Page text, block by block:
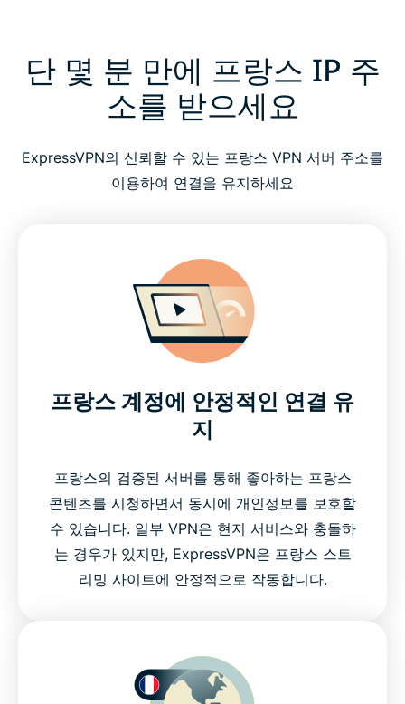
단 몇 분 만에 프랑스 IP 주
소를 받으세요
ExpressVPN의 신뢰할 수 있는 프랑스 VPN 서버 주소를
이용하여 연결을 유지하세요
프랑스 계정에 안정적인 연결 유
지
프랑스의 검증된 서버를 통해 좋아하는 프랑스
콘텐츠를 시청하면서 동시에 개인정보를 보호할
수 있습니다. 일부 VPN은 현지 서비스와 충돌하
는 경우가 있지만, ExpressVPN은 프랑스 스트
리밍 사이트에 안정적으로 작동합니다.